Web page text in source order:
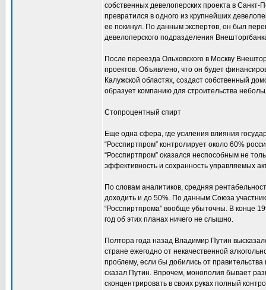
собственных девелоперских проекта в Санкт-
превратился в одного из крупнейших
ее покинул. По данным экспертов, он был
девелоперского подразделения
После переезда Ольховского в Москву
проектов. Объявлено, что он будет
Калужской областях, создаст собственный
образует компанию для строительства
Стопроцентный спирт
Еще одна сфера, где усиления влияния
“Росспиртпром” контролирует около 60%
“Росспиртпром” оказался неспособным не
эффективность и сохранность управляемых
По словам аналитиков, средняя
доходить и до 50%. По данным Союза
“Росспиртпрома” вообще убыточны. В конце
год об этих планах ничего не слышно.
Полтора года назад Владимир Путин
стране ежегодно от некачественной
проблему, если бы добились от
сказал Путин. Впрочем, монополия бывает
сконцентрировать в своих руках полный